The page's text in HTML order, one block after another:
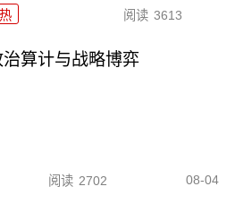
阅读 3613
算计与战略博弈
阅读 2702 08-04